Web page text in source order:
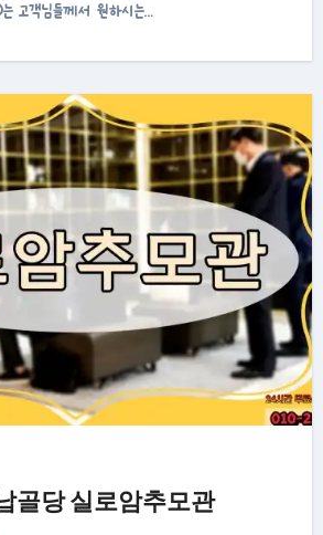
고객님들께서 원하시는…
골당 실로암추모관